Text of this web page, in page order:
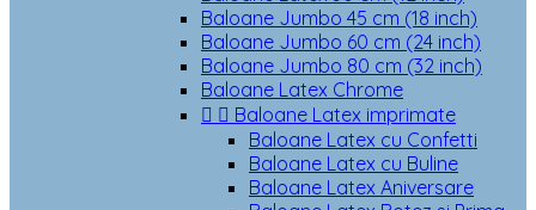
Baloane Jumbo 45 cm (18 inch)
Baloane Jumbo 60 cm (24 inch)
Baloane Jumbo 80 cm (32 inch)
Baloane Latex Chrome
  Baloane Latex imprimate
Baloane Latex cu Confetti
Baloane Latex cu Buline
Baloane Latex Aniversare